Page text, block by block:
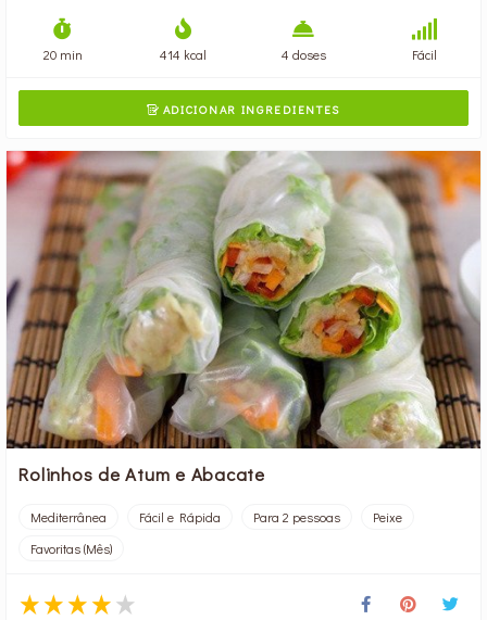
20 min 414 kcal 4 doses Fácil
ADICIONAR INGREDIENTES
Rolinhos de Atum e Abacate
Mediterrânea Fácil e Rápida Para 2 pessoas
Peixe
Favoritas (Mês)